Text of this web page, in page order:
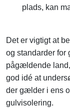
plads, kan
Det er vigtigt at
og standarder
pågældende
god idé at
der gælder i ens
gulvisolering.